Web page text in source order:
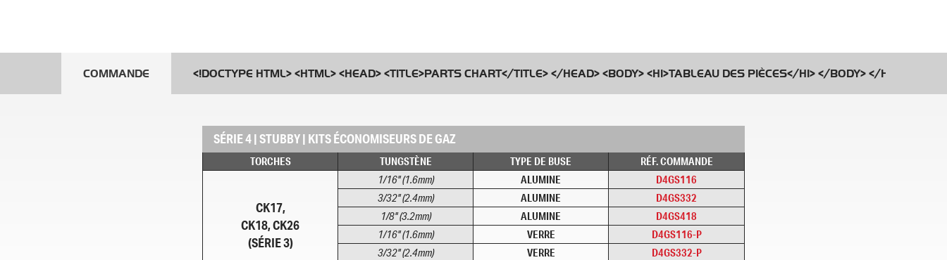
COMMANDE <!DOCTYPE HTML> <HTML> <HEAD> <TITLE>PARTS CHART</TITLE> </HEAD> <BODY> <H1>TABLEAU DES PIÈCES</H1> </BODY> </HTML>
SÉRIE 4 | STUBBY | KITS ÉCONOMISEURS DE GAZ
TORCHES TUNGSTÈNE TYPE DE BUSE RÉF. COMMANDE
CK17,
CK18, CK26
(SÉRIE 3)
1/16" (1.6mm) ALUMINE D4GS116
3/32" (2.4mm) ALUMINE D4GS332
1/8" (3.2mm) ALUMINE D4GS418
1/16" (1.6mm) VERRE D4GS116-P
3/32" (2.4mm) VERRE D4GS332-P